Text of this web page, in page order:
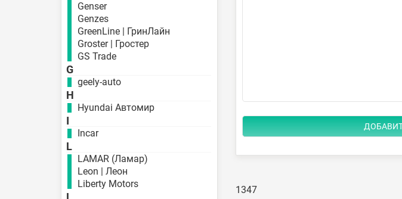
Genser
Genzes
GreenLine | ГринЛайн
Groster | Гростер
GS Trade
G
geely-auto
H
Hyundai Автомир
I
Incar
L
LAMAR (Ламар)
Leon | Леон
Liberty Motors
1347